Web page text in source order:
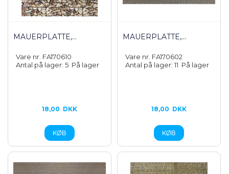
MAUERPLATTE,...
Vare nr. FA170610
Antal på lager: 5 På lager
18,00 DKK
MAUERPLATTE,...
Vare nr. FA170602
Antal på lager: 11 På lager
18,00 DKK